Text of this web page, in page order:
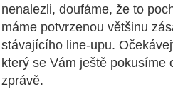
nenalezli, doufáme, že to
máme potvrzenou většinu
stávajícího line-upu.
který se Vám ještě pokusíme
zprávě.